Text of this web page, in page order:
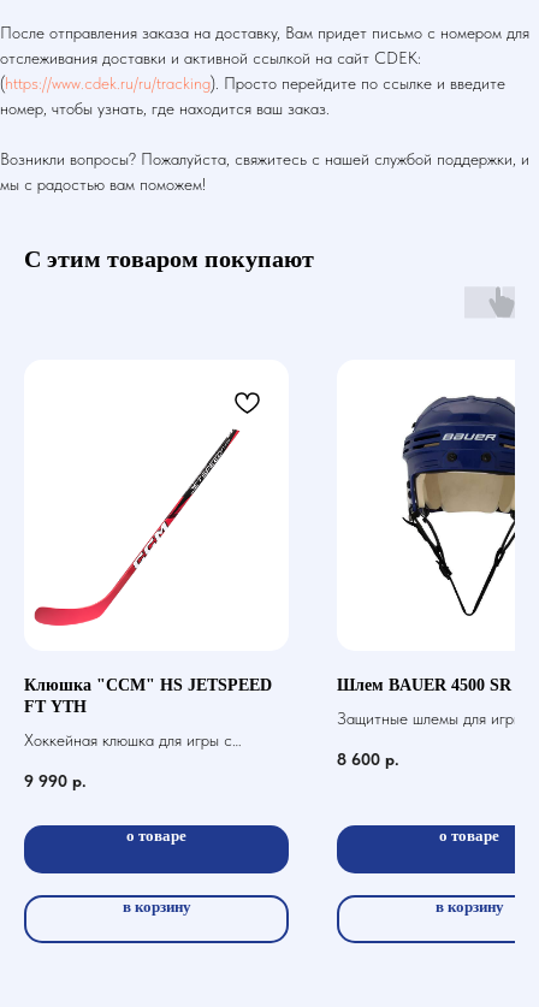
После отправления заказа на доставку, Вам придет письмо с номером для
отслеживания доставки и активной ссылкой на сайт CDEK:
(https://www.cdek.ru/ru/tracking). Просто перейдите по ссылке и введите
номер, чтобы узнать, где находится ваш заказ.
Возникли вопросы? Пожалуйста, свяжитесь с нашей службой поддержки, и
мы с радостью вам поможем!
С этим товаром покупают
Клюшка "CCM" HS JETSPEED
FT YTH
Хоккейная клюшка для игры с
9 990 р.
о товаре
в корзину
Шлем BAUER 4500 SR
Защитные шлемы для игры в
8 600 р.
о товаре
в корзину